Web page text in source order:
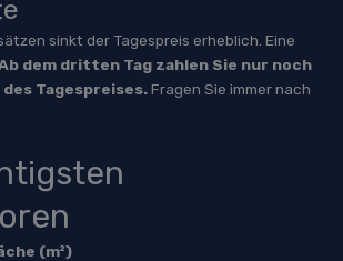
sinkt der Tagespreis erheblich. Eine
dem dritten Tag zahlen Sie nur noch
Tagespreises.Fragen Sie immer nach
(m²)